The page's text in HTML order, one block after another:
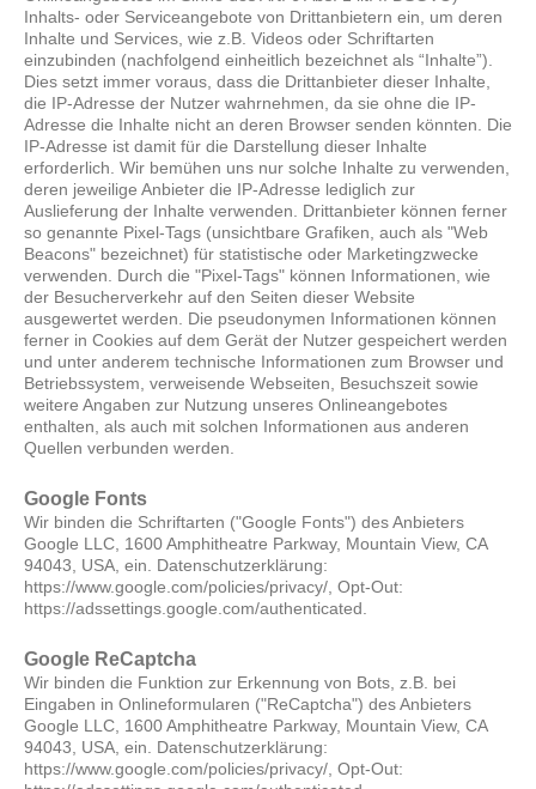
Inhalts- oder Serviceangebote von Drittanbietern ein, um deren
Inhalte und Services, wie z.B. Videos oder Schriftarten
einzubinden (nachfolgend einheitlich bezeichnet als “Inhalte”).
Dies setzt immer voraus, dass die Drittanbieter dieser Inhalte,
die IP-Adresse der Nutzer wahrnehmen, da sie ohne die IP-
Adresse die Inhalte nicht an deren Browser senden könnten. Die
IP-Adresse ist damit für die Darstellung dieser Inhalte
erforderlich. Wir bemühen uns nur solche Inhalte zu verwenden,
deren jeweilige Anbieter die IP-Adresse lediglich zur
Auslieferung der Inhalte verwenden. Drittanbieter können ferner
so genannte Pixel-Tags (unsichtbare Grafiken, auch als "Web
Beacons" bezeichnet) für statistische oder Marketingzwecke
verwenden. Durch die "Pixel-Tags" können Informationen, wie
der Besucherverkehr auf den Seiten dieser Website
ausgewertet werden. Die pseudonymen Informationen können
ferner in Cookies auf dem Gerät der Nutzer gespeichert werden
und unter anderem technische Informationen zum Browser und
Betriebssystem, verweisende Webseiten, Besuchszeit sowie
weitere Angaben zur Nutzung unseres Onlineangebotes
enthalten, als auch mit solchen Informationen aus anderen
Quellen verbunden werden.
Google Fonts
Wir binden die Schriftarten ("Google Fonts") des Anbieters
Google LLC, 1600 Amphitheatre Parkway, Mountain View, CA
94043, USA, ein. Datenschutzerklärung:
https://www.google.com/policies/privacy/, Opt-Out:
https://adssettings.google.com/authenticated.
Google ReCaptcha
Wir binden die Funktion zur Erkennung von Bots, z.B. bei
Eingaben in Onlineformularen ("ReCaptcha") des Anbieters
Google LLC, 1600 Amphitheatre Parkway, Mountain View, CA
94043, USA, ein. Datenschutzerklärung:
https://www.google.com/policies/privacy/, Opt-Out: